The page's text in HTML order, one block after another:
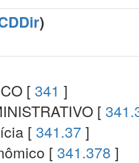
)
[ 341 ]
[
[ 341.37 ]
[ 341.378 ]